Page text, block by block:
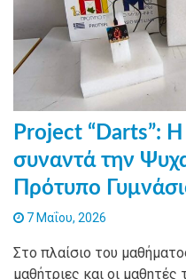
Project “Darts”: Η
συναντά την
Πρότυπο
7 Μαΐου, 2026
Στο πλαίσιο του
μαθήτριες και οι